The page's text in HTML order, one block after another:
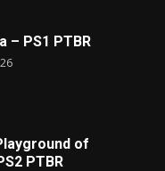
– PS1 PTBR
of
PTBR